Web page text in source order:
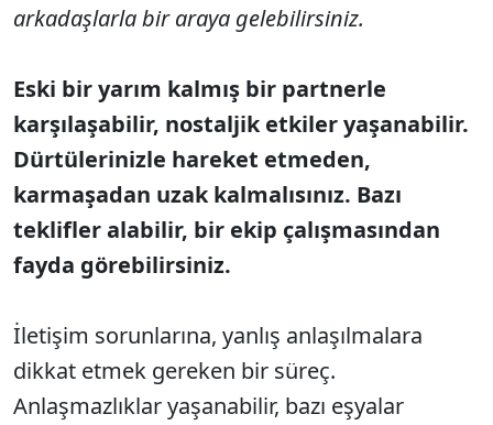
arkadaşlarla bir araya gelebilirsiniz.
Eski bir yarım kalmış bir partnerle
karşılaşabilir, nostaljik etkiler yaşanabilir.
Dürtülerinizle hareket etmeden,
karmaşadan uzak kalmalısınız. Bazı
teklifler alabilir, bir ekip çalışmasından
fayda görebilirsiniz.
İletişim sorunlarına, yanlış anlaşılmalara
dikkat etmek gereken bir süreç.
Anlaşmazlıklar yaşanabilir, bazı eşyalar